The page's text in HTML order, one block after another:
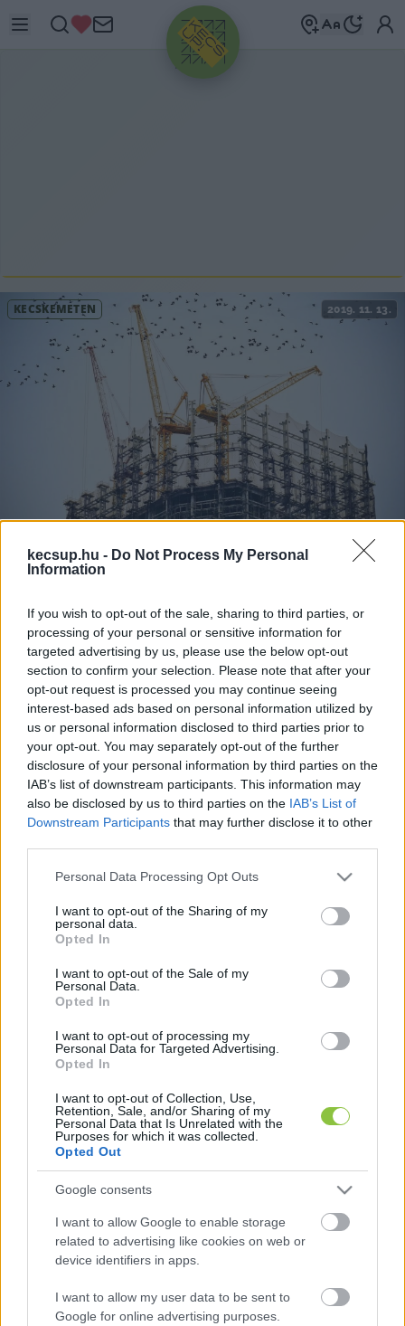
kecsup.hu - Do Not Process My Personal
Information
If you wish to opt-out of the sale, sharing to third parties, or
processing of your personal or sensitive information for
targeted advertising by us, please use the below opt-out
section to confirm your selection. Please note that after your
opt-out request is processed you may continue seeing
interest-based ads based on personal information utilized by
us or personal information disclosed to third parties prior to
your opt-out. You may separately opt-out of the further
disclosure of your personal information by third parties on the
IAB’s list of downstream participants. This information may
also be disclosed by us to third parties on the IAB’s List of
Downstream Participants that may further disclose it to other
Please note that this website/app uses one or more Google
not limited to your visit or usage behaviour. You may click to
grant or deny consent to Google and its third-party tags to
use your data for below specified purposes in below Google
consent section.
Personal Data Processing Opt Outs
I want to opt-out of the Sharing of my
personal data.
Opted In
I want to opt-out of the Sale of my
Personal Data.
Opted In
I want to opt-out of processing my
Personal Data for Targeted Advertising.
Opted In
I want to opt-out of Collection, Use,
Retention, Sale, and/or Sharing of my
Personal Data that Is Unrelated with the
Purposes for which it was collected.
Opted Out
Google consents
I want to allow Google to enable storage
related to advertising like cookies on web or
device identifiers in apps.
I want to allow my user data to be sent to
Google for online advertising purposes.
HIRDETÉS
KECSKEMÉTEN 2019. 11. 13.
Kecskeméti vállalkozás is benne
HE Hírös Embör Követés
1perc
A becsült 2 milliárd 997 millió forinttal szemben
4 milliárd 497 millió forintért építheti meg a
Budai Ciszterci Szent Imre Gimnázium
sportközpontját a kecskeméti Horváth
Építőmester Építőipari Zrt. és a bicskei
Possibuild Építőipari és Szolgáltató Kft.
A nyílt tender eredményét az ajánlatkérő
Ciszterci Rend Zirc-Pilis-Pásztó-Szentgotthárd
Egyesített Apátsága közölte az
A feladat a Budai Ciszterci Szent Imre
Gimnáziumban sportközpont létesítése és belső
átalakítások végzése. A sportközpont 4 szintes,
3674 négyzetméter hasznos alapterületű lesz és
1441 fő befogadására lesz alkalmas.